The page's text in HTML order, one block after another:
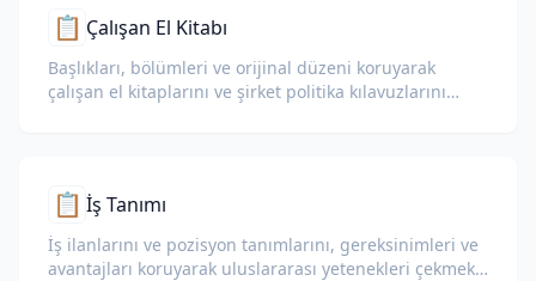
📋 Çalışan El Kitabı
Başlıkları, bölümleri ve orijinal düzeni koruyarak
çalışan el kitaplarını ve şirket politika kılavuzlarını
📋 İş Tanımı
İş ilanlarını ve pozisyon tanımlarını, gereksinimleri ve
avantajları koruyarak uluslararası yetenekleri çekmek